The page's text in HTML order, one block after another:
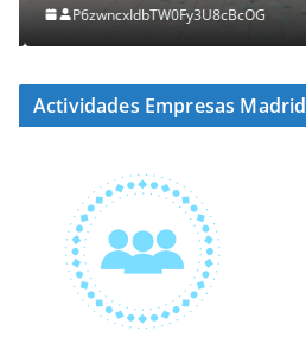
P6zwncxIdbTW0Fy3U8cBcOG
Actividades Empresas Madrid